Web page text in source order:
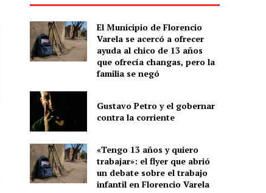
El Municipio de Florencio
Varela se acercó a ofrecer
ayuda al chico de 13 años
que ofrecía changas, pero la
familia se negó
Gustavo Petro y el gobernar
contra la corriente
«Tengo 13 años y quiero
trabajar»: el flyer que abrió
un debate sobre el trabajo
infantil en Florencio Varela